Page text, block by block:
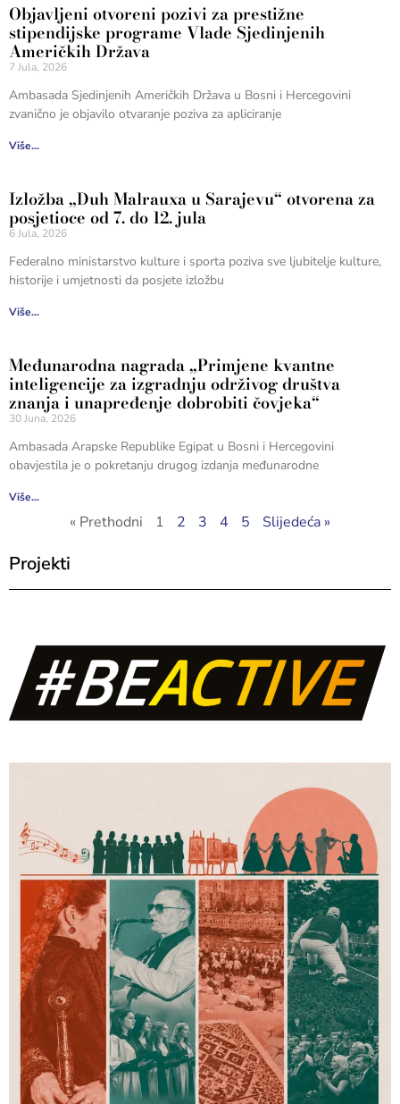
Objavljeni otvoreni pozivi za prestižne
stipendijske programe Vlade Sjedinjenih
Američkih Država
7 Jula, 2026
Ambasada Sjedinjenih Američkih Država u Bosni i Hercegovini
zvanično je objavilo otvaranje poziva za apliciranje
Više...
Izložba „Duh Malrauxa u Sarajevu“ otvorena za
posjetioce od 7. do 12. jula
6 Jula, 2026
Federalno ministarstvo kulture i sporta poziva sve ljubitelje kulture,
historije i umjetnosti da posjete izložbu
Više...
Međunarodna nagrada „Primjene kvantne
inteligencije za izgradnju održivog društva
znanja i unapređenje dobrobiti čovjeka“
30 Juna, 2026
Ambasada Arapske Republike Egipat u Bosni i Hercegovini
obavjestila je o pokretanju drugog izdanja međunarodne
Više...
« Prethodni 1 2 3 4 5 Slijedeća »
Projekti